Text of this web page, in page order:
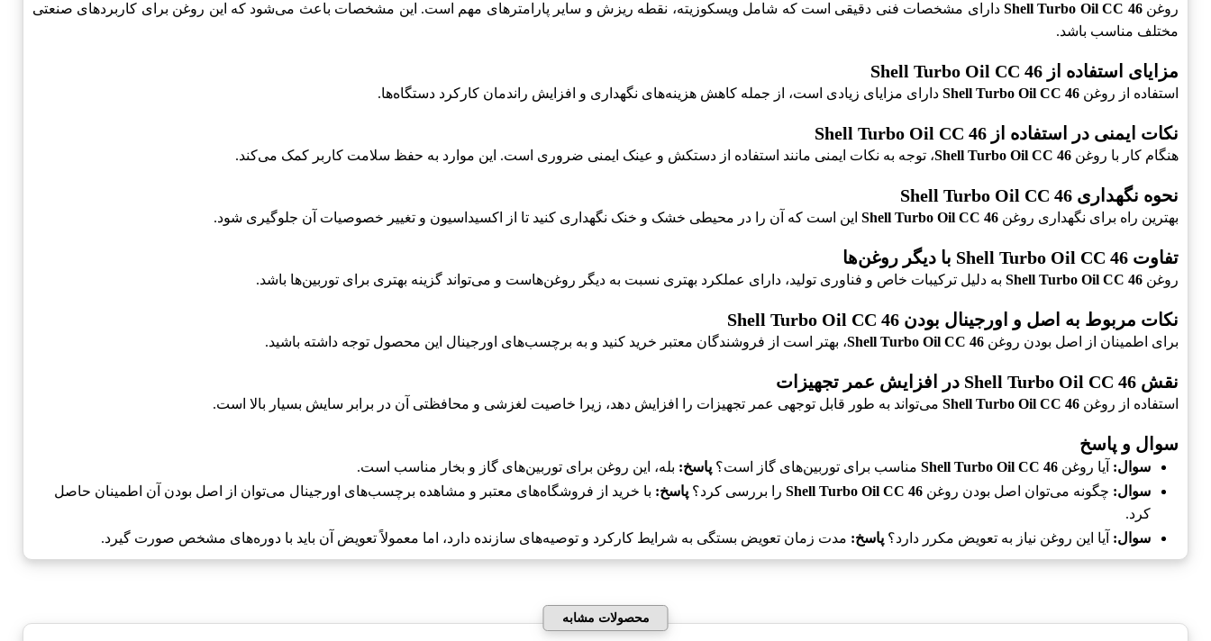
روغنShell Turbo Oil CC 46 دارای مشخصات فنی دقیقی است که شامل ویسکوزیته، نقطه ریزش و سایر پارامترهای مهم است. این مشخصات باعث می‌شود که این روغن برای کاربردهای صنعتی
مختلف مناسب باشد.
مزایای استفاده از Shell Turbo Oil CC 46
استفاده از روغن Shell Turbo Oil CC 46 دارای مزایای زیادی است، از جمله کاهش هزینه‌های نگهداری و افزایش راندمان کارکرد دستگاه‌ها.
نکات ایمنی در استفاده از Shell Turbo Oil CC 46
هنگام کار با روغن Shell Turbo Oil CC 46، توجه به نکات ایمنی مانند استفاده از دستکش و عینک ایمنی ضروری است. این موارد به حفظ سلامت کاربر کمک می‌کند.
نحوه نگهداری Shell Turbo Oil CC 46
بهترین راه برای نگهداری روغن Shell Turbo Oil CC 46 این است که آن را در محیطی خشک و خنک نگهداری کنید تا از اکسیداسیون و تغییر خصوصیات آن جلوگیری شود.
تفاوت Shell Turbo Oil CC 46 با دیگر روغن‌ها
روغن Shell Turbo Oil CC 46 به دلیل ترکیبات خاص و فناوری تولید، دارای عملکرد بهتری نسبت به دیگر روغن‌هاست و می‌تواند گزینه بهتری برای توربین‌ها باشد.
نکات مربوط به اصل و اورجینال بودن Shell Turbo Oil CC 46
برای اطمینان از اصل بودن روغن Shell Turbo Oil CC 46، بهتر است از فروشندگان معتبر خرید کنید و به برچسب‌های اورجینال این محصول توجه داشته باشید.
نقش Shell Turbo Oil CC 46 در افزایش عمر تجهیزات
استفاده از روغن Shell Turbo Oil CC 46 می‌تواند به طور قابل توجهی عمر تجهیزات را افزایش دهد، زیرا خاصیت لغزشی و محافظتی آن در برابر سایش بسیار بالا است.
سوال و پاسخ
سوال: آیا روغن Shell Turbo Oil CC 46 مناسب برای توربین‌های گاز است؟ پاسخ: بله، این روغن برای توربین‌های گاز و بخار مناسب است.
سوال: چگونه می‌توان اصل بودن روغن Shell Turbo Oil CC 46 را بررسی کرد؟ پاسخ: با خرید از فروشگاه‌های معتبر و مشاهده برچسب‌های اورجینال می‌توان از اصل بودن آن اطمینان حاصل
کرد.
سوال: آیا این روغن نیاز به تعویض مکرر دارد؟ پاسخ: مدت زمان تعویض بستگی به شرایط کارکرد و توصیه‌های سازنده دارد، اما معمولاً تعویض آن باید با دوره‌های مشخص صورت گیرد.
محصولات مشابه